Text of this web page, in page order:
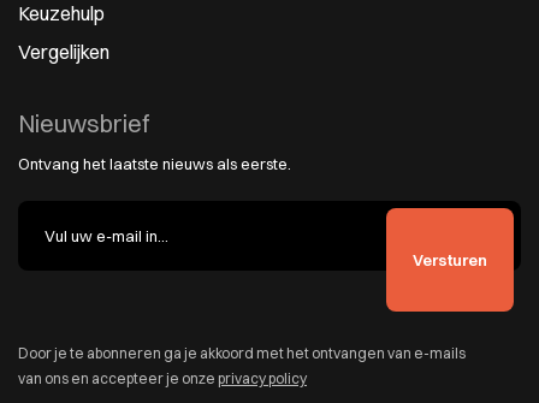
Keuzehulp
Vergelijken
Nieuwsbrief
Ontvang het laatste nieuws als eerste.
Door je te abonneren ga je akkoord met het ontvangen van e-mails
van ons en accepteer je onze privacy policy